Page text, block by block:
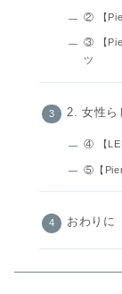
② 【
③ 【
ツ
2. 女性ら
④ 【
⑤【
おわりに